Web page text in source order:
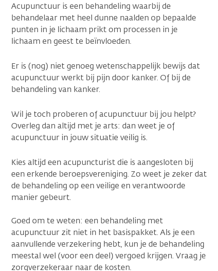
Acupunctuur is een behandeling waarbij de
behandelaar met heel dunne naalden op bepaalde
punten in je lichaam prikt om processen in je
lichaam en geest te beïnvloeden.
Er is (nog) niet genoeg wetenschappelijk bewijs dat
acupunctuur werkt bij pijn door kanker. Of bij de
behandeling van kanker.
Wil je toch proberen of acupunctuur bij jou helpt?
Overleg dan altijd met je arts: dan weet je of
acupunctuur in jouw situatie veilig is.
Kies altijd een acupuncturist die is aangesloten bij
een erkende beroepsvereniging. Zo weet je zeker dat
de behandeling op een veilige en verantwoorde
manier gebeurt.
Goed om te weten: een behandeling met
acupunctuur zit niet in het basispakket. Als je een
aanvullende verzekering hebt, kun je de behandeling
meestal wel (voor een deel) vergoed krijgen. Vraag je
zorgverzekeraar naar de kosten.